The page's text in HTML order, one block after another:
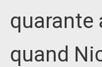
quarante
quand